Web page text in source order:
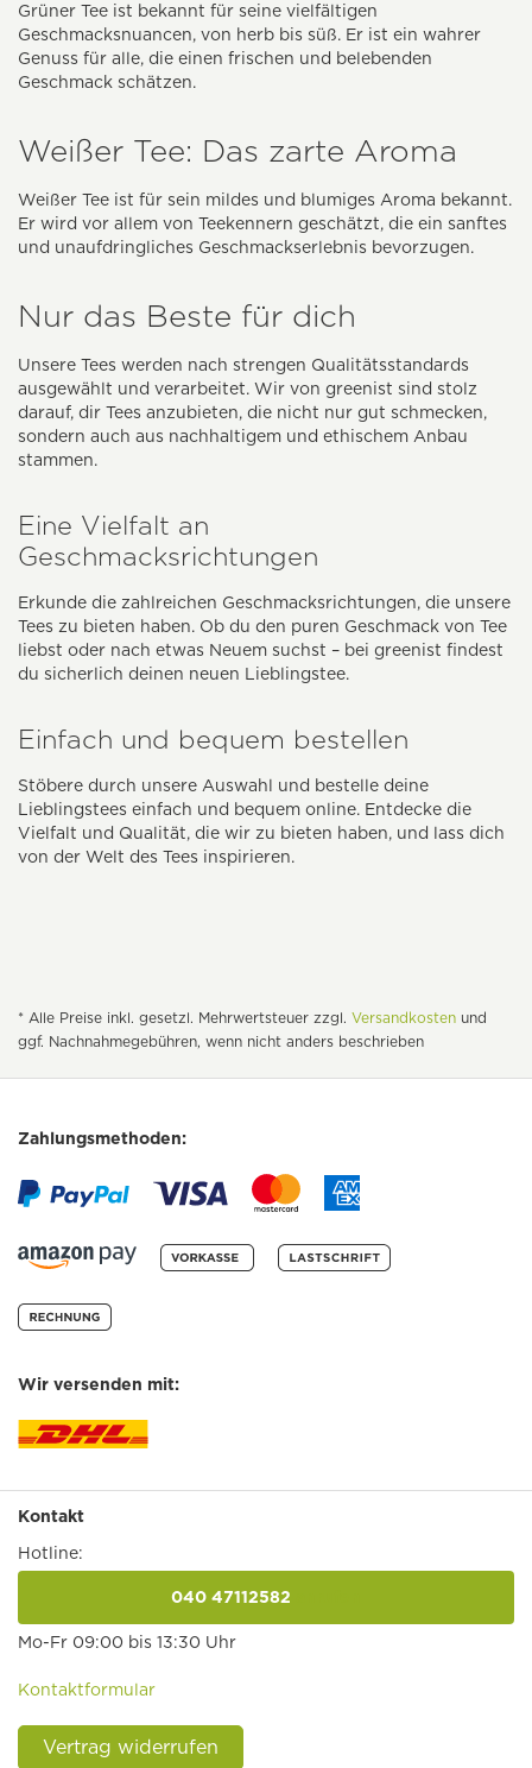
Grüner Tee ist bekannt für seine vielfältigen
Geschmacksnuancen, von herb bis süß. Er ist ein wahrer
Genuss für alle, die einen frischen und belebenden
Geschmack schätzen.
Weißer Tee: Das zarte Aroma
Weißer Tee ist für sein mildes und blumiges Aroma bekannt.
Er wird vor allem von Teekennern geschätzt, die ein sanftes
und unaufdringliches Geschmackserlebnis bevorzugen.
Nur das Beste für dich
Unsere Tees werden nach strengen Qualitätsstandards
ausgewählt und verarbeitet. Wir von greenist sind stolz
darauf, dir Tees anzubieten, die nicht nur gut schmecken,
sondern auch aus nachhaltigem und ethischem Anbau
stammen.
Eine Vielfalt an
Geschmacksrichtungen
Erkunde die zahlreichen Geschmacksrichtungen, die unsere
Tees zu bieten haben. Ob du den puren Geschmack von Tee
liebst oder nach etwas Neuem suchst – bei greenist findest
du sicherlich deinen neuen Lieblingstee.
Einfach und bequem bestellen
Stöbere durch unsere Auswahl und bestelle deine
Lieblingstees einfach und bequem online. Entdecke die
Vielfalt und Qualität, die wir zu bieten haben, und lass dich
von der Welt des Tees inspirieren.
* Alle Preise inkl. gesetzl. Mehrwertsteuer zzgl. Versandkosten und
ggf. Nachnahmegebühren, wenn nicht anders beschrieben
Zahlungsmethoden:
Wir versenden mit:
Kontakt
Hotline:
040 47112582
Mo-Fr 09:00 bis 13:30 Uhr
Kontaktformular
Vertrag widerrufen